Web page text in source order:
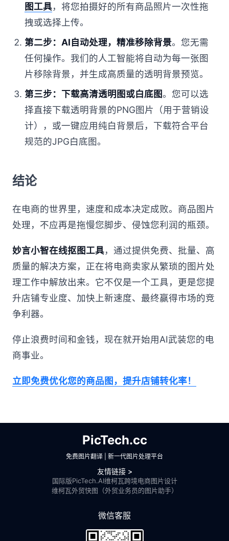
图工具，将您拍摄好的所有商品照片一次性拖
拽或选择上传。
第二步：AI自动处理，精准移除背景。您无需
任何操作。我们的人工智能将自动为每一张图
片移除背景，并生成高质量的透明背景预览。
第三步：下载高清透明图或白底图。您可以选
择直接下载透明背景的PNG图片（用于营销设
计），或一键应用纯白背景后，下载符合平台
规范的JPG白底图。
结论
在电商的世界里，速度和成本决定成败。商品图片
处理，不应再是拖慢您脚步、侵蚀您利润的瓶颈。
妙言小智在线抠图工具，通过提供免费、批量、高
质量的解决方案，正在将电商卖家从繁琐的图片处
理工作中解放出来。它不仅是一个工具，更是您提
升店铺专业度、加快上新速度、最终赢得市场的竞
争利器。
停止浪费时间和金钱，现在就开始用AI武装您的电
商事业。
立即免费优化您的商品图，提升店铺转化率！
PicTech.cc
免费图片翻译 | 新一代图片处理平台
友情链接 >
国际版PicTech.AI维柯瓦跨境电商图片设计
维柯瓦外贸快图（外贸业务员的图片助手）
微信客服